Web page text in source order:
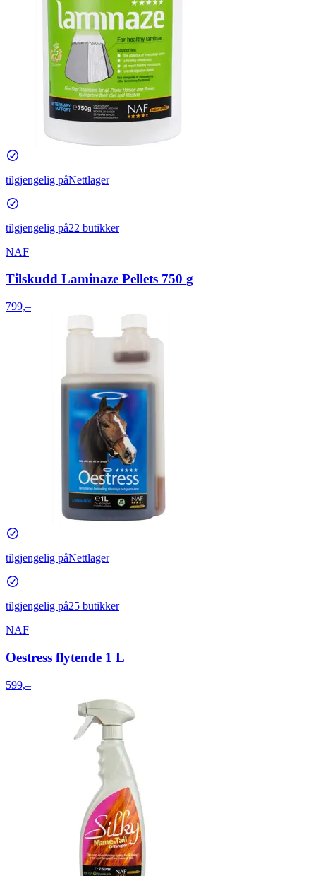
tilgjengelig påNettlager
tilgjengelig på22 butikker
NAF
Tilskudd Laminaze Pellets 750 g
799,–
tilgjengelig påNettlager
tilgjengelig på25 butikker
NAF
Oestress flytende 1 L
599,–